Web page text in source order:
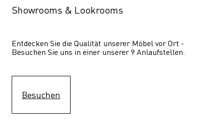
Showrooms & Lookrooms
Entdecken Sie die Qualität unserer Möbel vor Ort -
Besuchen Sie uns in einer unserer 9 Anlaufstellen.
Besuchen